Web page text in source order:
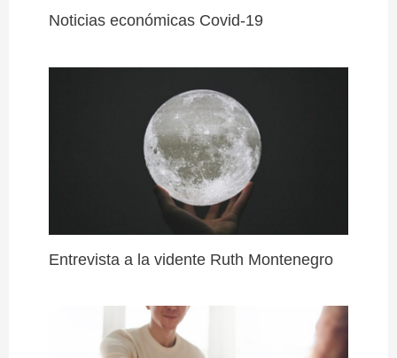
Noticias económicas Covid-19
Entrevista a la vidente Ruth Montenegro